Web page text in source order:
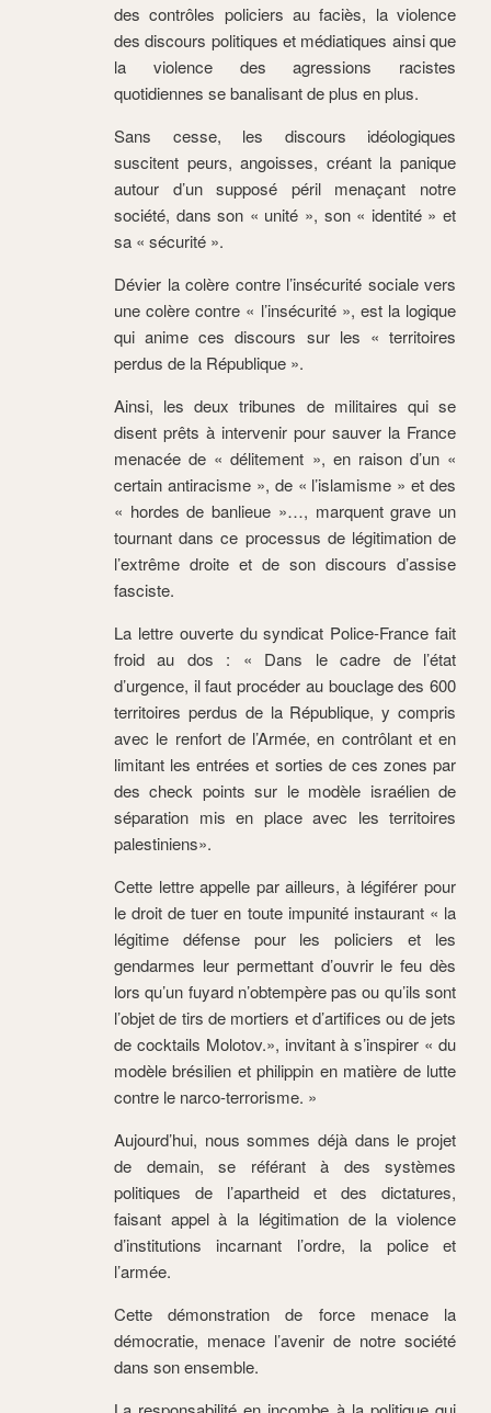
des contrôles policiers au faciès, la violence
des discours politiques et médiatiques ainsi que
la violence des agressions racistes
quotidiennes se banalisant de plus en plus.
Sans cesse, les discours idéologiques
suscitent peurs, angoisses, créant la panique
autour d’un supposé péril menaçant notre
société, dans son « unité », son « identité » et
sa « sécurité ».
Dévier la colère contre l’insécurité sociale vers
une colère contre « l’insécurité », est la logique
qui anime ces discours sur les « territoires
perdus de la République ».
Ainsi, les deux tribunes de militaires qui se
disent prêts à intervenir pour sauver la France
menacée de « délitement », en raison d’un «
certain antiracisme », de « l’islamisme » et des
« hordes de banlieue »…, marquent grave un
tournant dans ce processus de légitimation de
l’extrême droite et de son discours d’assise
fasciste.
La lettre ouverte du syndicat Police-France fait
froid au dos : « Dans le cadre de l’état
d’urgence, il faut procéder au bouclage des 600
territoires perdus de la République, y compris
avec le renfort de l’Armée, en contrôlant et en
limitant les entrées et sorties de ces zones par
des check points sur le modèle israélien de
séparation mis en place avec les territoires
palestiniens».
Cette lettre appelle par ailleurs, à légiférer pour
le droit de tuer en toute impunité instaurant « la
légitime défense pour les policiers et les
gendarmes leur permettant d’ouvrir le feu dès
lors qu’un fuyard n’obtempère pas ou qu’ils sont
l’objet de tirs de mortiers et d’artifices ou de jets
de cocktails Molotov.», invitant à s’inspirer « du
modèle brésilien et philippin en matière de lutte
contre le narco-terrorisme. »
Aujourd’hui, nous sommes déjà dans le projet
de demain, se référant à des systèmes
politiques de l’apartheid et des dictatures,
faisant appel à la légitimation de la violence
d’institutions incarnant l’ordre, la police et
l’armée.
Cette démonstration de force menace la
démocratie, menace l’avenir de notre société
dans son ensemble.